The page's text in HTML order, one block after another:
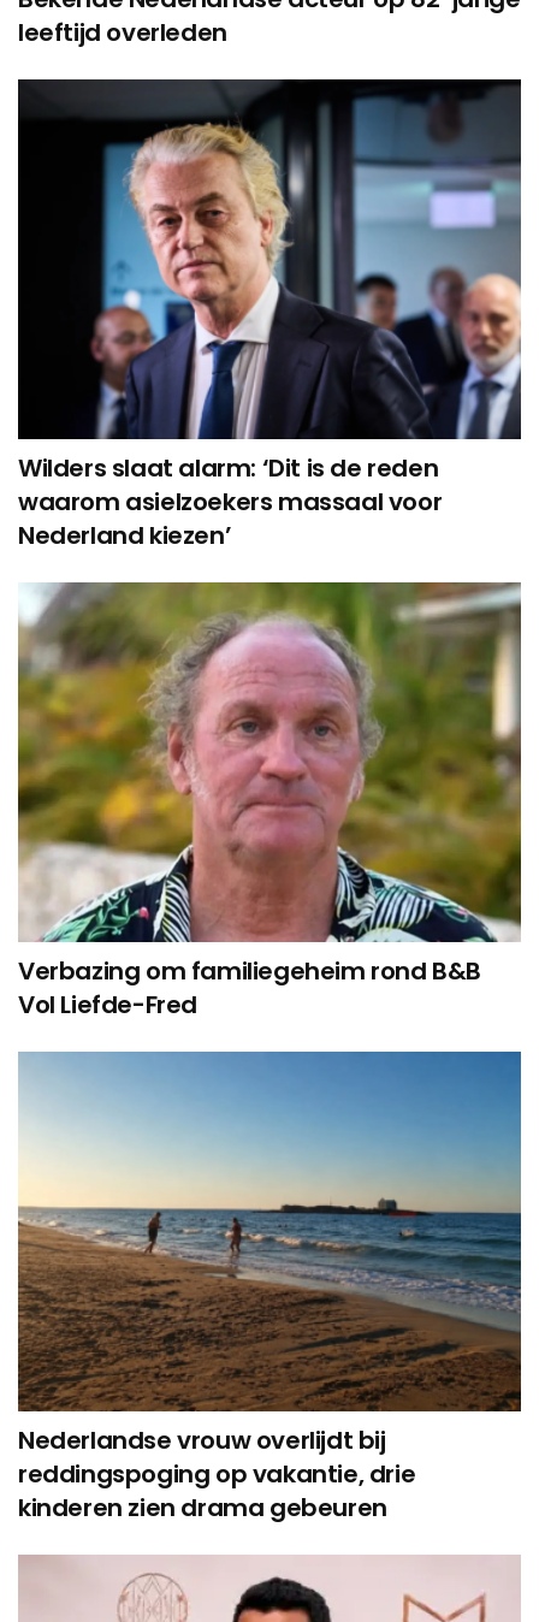
leeftijd overleden
Wilders slaat alarm: ‘Dit is de reden
waarom asielzoekers massaal voor
Nederland kiezen’
Verbazing om familiegeheim rond B&B
Vol Liefde-Fred
Nederlandse vrouw overlijdt bij
reddingspoging op vakantie, drie
kinderen zien drama gebeuren